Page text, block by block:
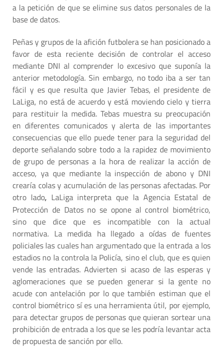
a la petición de que se elimine sus datos personales de la
base de datos.
Peñas y grupos de la afición futbolera se han posicionado a
favor de esta reciente decisión de controlar el acceso
mediante DNI al comprender lo excesivo que suponía la
anterior metodología. Sin embargo, no todo iba a ser tan
fácil y es que resulta que Javier Tebas, el presidente de
LaLiga, no está de acuerdo y está moviendo cielo y tierra
para restituir la medida. Tebas muestra su preocupación
en diferentes comunicados y alerta de las importantes
consecuencias que ello puede tener para la seguridad del
deporte señalando sobre todo a la rapidez de movimiento
de grupo de personas a la hora de realizar la acción de
acceso, ya que mediante la inspección de abono y DNI
crearía colas y acumulación de las personas afectadas. Por
otro lado, LaLiga interpreta que la Agencia Estatal de
Protección de Datos no se opone al control biométrico,
sino que dice que es incompatible con la actual
normativa. La medida ha llegado a oídas de fuentes
policiales las cuales han argumentado que la entrada a los
estadios no la controla la Policía, sino el club, que es quien
vende las entradas. Advierten si acaso de las esperas y
aglomeraciones que se pueden generar si la gente no
acude con antelación por lo que también estiman que el
control biométrico sí es una herramienta útil, por ejemplo,
para detectar grupos de personas que quieran sortear una
prohibición de entrada a los que se les podría levantar acta
de propuesta de sanción por ello.